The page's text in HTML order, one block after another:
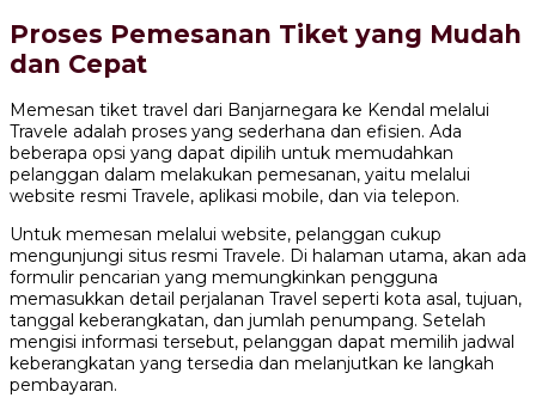
Proses Pemesanan Tiket yang Mudah
dan Cepat
Memesan tiket travel dari Banjarnegara ke Kendal melalui
Travele adalah proses yang sederhana dan efisien. Ada
beberapa opsi yang dapat dipilih untuk memudahkan
pelanggan dalam melakukan pemesanan, yaitu melalui
website resmi Travele, aplikasi mobile, dan via telepon.
Untuk memesan melalui website, pelanggan cukup
mengunjungi situs resmi Travele. Di halaman utama, akan ada
formulir pencarian yang memungkinkan pengguna
memasukkan detail perjalanan Travel seperti kota asal, tujuan,
tanggal keberangkatan, dan jumlah penumpang. Setelah
mengisi informasi tersebut, pelanggan dapat memilih jadwal
keberangkatan yang tersedia dan melanjutkan ke langkah
pembayaran.